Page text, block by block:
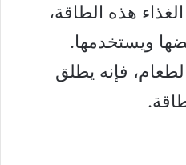
هذه الطاقة،
ويستخدمها.
فإنه يطلق